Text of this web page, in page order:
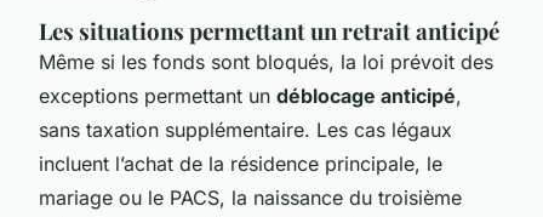
Les situations permettant un retrait anticipé
Même si les fonds sont bloqués, la loi prévoit des
exceptions permettant un déblocage anticipé,
sans taxation supplémentaire. Les cas légaux
incluent l’achat de la résidence principale, le
mariage ou le PACS, la naissance du troisième